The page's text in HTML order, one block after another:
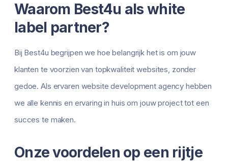
Waarom Best4u als white
label partner?
Bij Best4u begrijpen we hoe belangrijk het is om jouw
klanten te voorzien van topkwaliteit websites, zonder
gedoe. Als ervaren website development agency hebben
we alle kennis en ervaring in huis om jouw project tot een
succes te maken.
Onze voordelen op een rijtje